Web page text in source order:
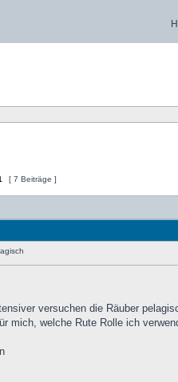
[ 7 Beiträge ]
versuchen die Räuber
mich, welche Rute Rolle ich